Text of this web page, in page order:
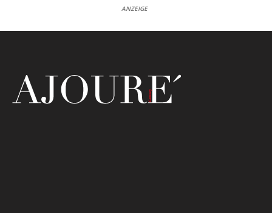
ANZEIGE